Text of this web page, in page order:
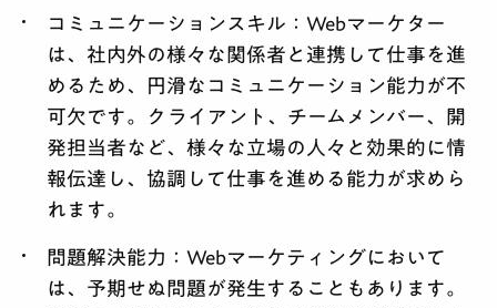
コミュニケーションスキル： Webマーケター
は、社内外の様々な関係者と連携して仕事を進
めるため、円滑なコミュニケーション能力が不
可欠です。クライアント、チームメンバー、開
発担当者など、様々な立場の人々と効果的に情
報伝達し、協調して仕事を進める能力が求めら
れます。
問題解決能力： Webマーケティングにおいて
は、予期せぬ問題が発生することもあります。